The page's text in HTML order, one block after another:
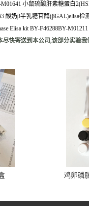
小鼠硫酸肝素糖蛋白
酸奶β半乳糖苷酶(βGAL)elisa检
Elisa kit BY-F46288BY-
快寄送到本公司,该部分实验
鸡卵磷